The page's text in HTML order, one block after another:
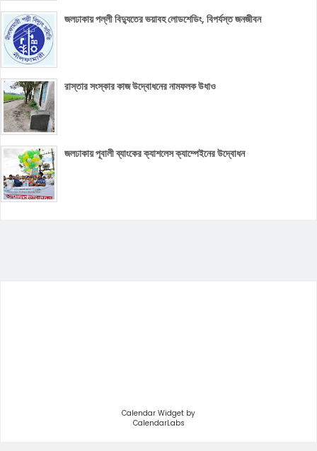
জলঢাকায় পল্লী বিদ্যুতের ভয়াবহ লোডশেডিং, বিপর্যস্ত জনজীবন
রাস্তার সংস্কার কাজ উদ্বোধনের নামফলক উধাও
জলঢাকায় পূবালী ব্যাংকের ক্যাশলেস ক্যাম্পেইনের উদ্বোধন
Calendar Widget by
CalendarLabs